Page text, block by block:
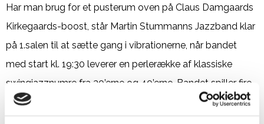
Har man brug for et pusterum oven på Claus Damgaards
Kirkegaards-boost, står Martin Stummanns Jazzband klar
på 1.salen til at sætte gang i vibrationerne, når bandet
med start kl. 19:30 leverer en perlerække af klassiske
swingjazznumre fra 30’erne og 40’erne. Bandet spiller fire
gange en halv time i løbet af aftenen.